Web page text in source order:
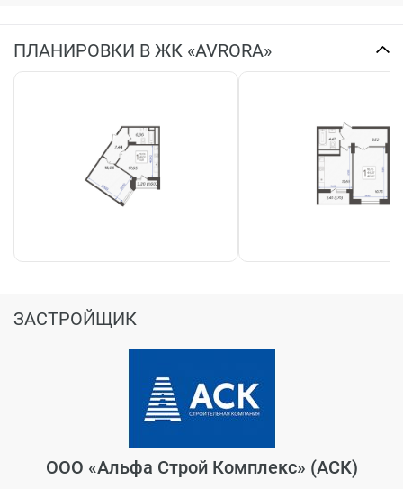
ПЛАНИРОВКИ В ЖК «AVRORA»
ЗАСТРОЙЩИК
ООО «Альфа Строй Комплекс» (АСК)